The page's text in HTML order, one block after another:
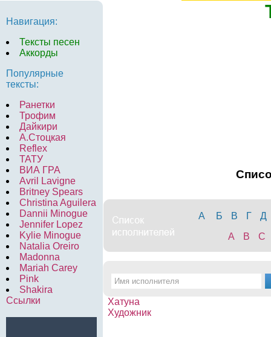
Навигация:
Тексты песен
Аккорды
Популярные
тексты:
Ранетки
Трофим
Дайкири
А.Стоцкая
Reflex
ТАТУ
ВИА ГРА
Avril Lavigne
Britney Spears
Christina Aguilera
Dannii Minogue
Jennifer Lopez
Kylie Minogue
Natalia Oreiro
Madonna
Mariah Carey
Pink
Shakira
Ссылки
А Б В Г
Д
A
B C
Хатуна
Художник